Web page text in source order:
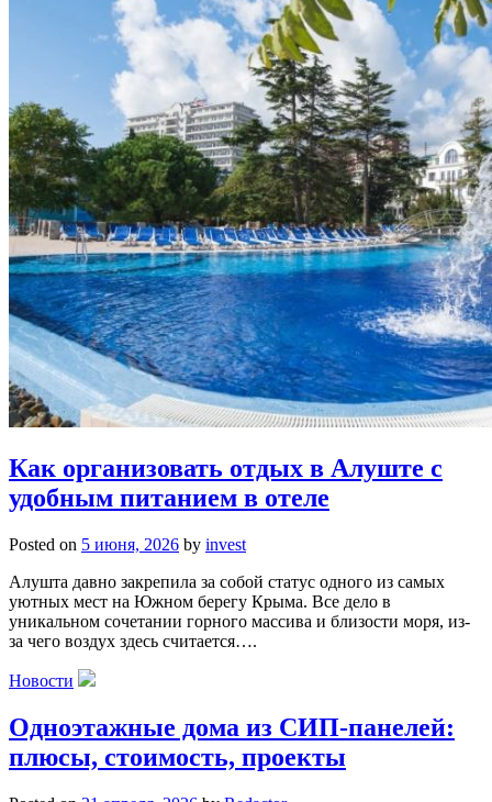
Как организовать отдых в Алуште с
удобным питанием в отеле
Posted on 5 июня, 2026 by invest
Алушта давно закрепила за собой статус одного из самых
уютных мест на Южном берегу Крыма. Все дело в
уникальном сочетании горного массива и близости моря, из-
за чего воздух здесь считается….
Новости
Одноэтажные дома из СИП-панелей:
плюсы, стоимость, проекты